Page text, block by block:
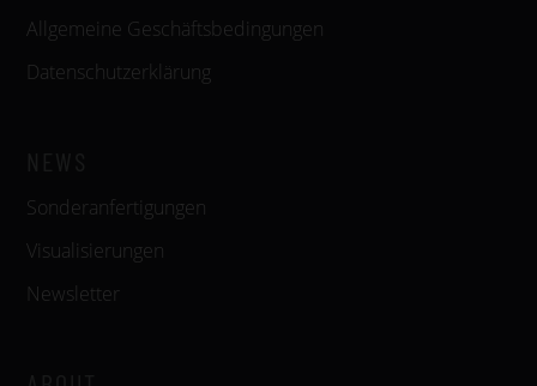
Allgemeine Geschäftsbedingungen
Datenschutzerklärung
Sonderanfertigungen
Visualisierungen
Newsletter